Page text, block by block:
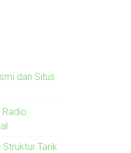
dan Situs
Tarik